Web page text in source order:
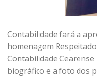
Contabilidade fará a
homenagem
Contabilidade
biográfico e a foto dos